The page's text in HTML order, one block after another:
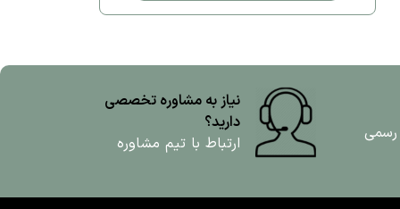
رسمی
نیاز به مشاوره تخصصی
دارید؟
ارتباط با تیم مشاوره